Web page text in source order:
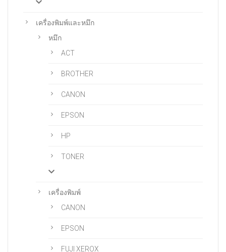
เครื่องพิมพ์และหมึก
หมึก
ACT
BROTHER
CANON
EPSON
HP
TONER
เครื่องพิมพ์
CANON
EPSON
FUJI XEROX